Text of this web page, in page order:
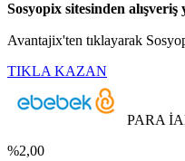
Sosyopix sitesinden
Avantajix'ten tıklayarak
TIKLA KAZAN
PARA
%2,00